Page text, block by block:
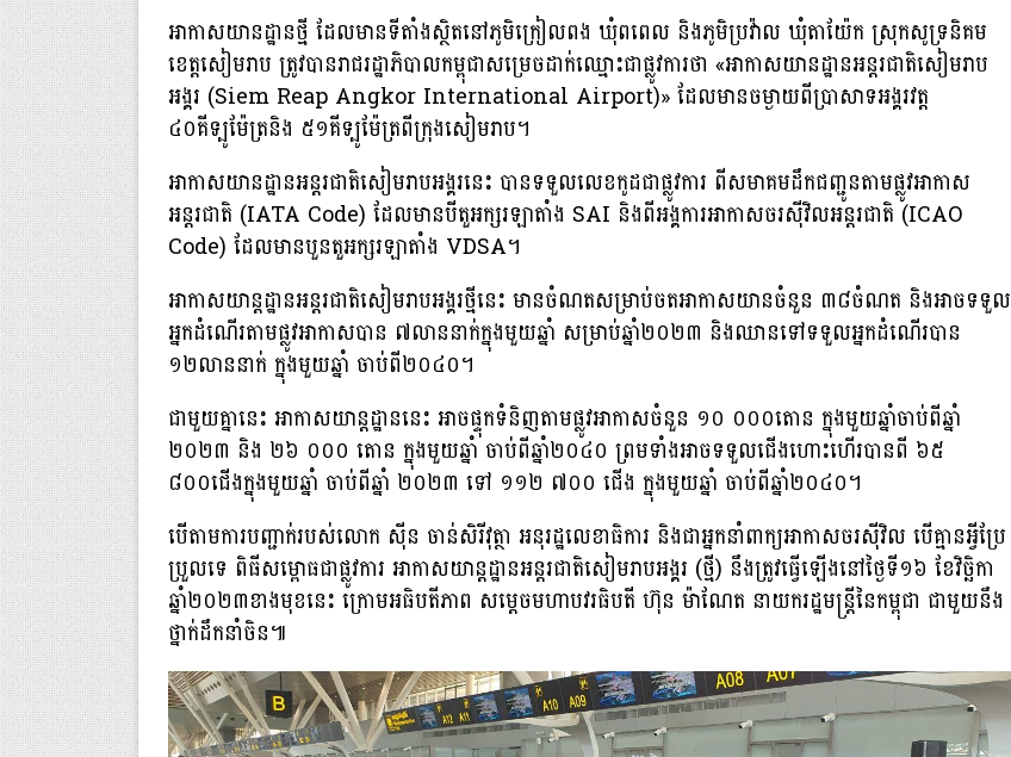
អាកាសយានដ្ឋានថ្មី​ ដែលមានទីតាំងស្ថិតនៅភូមិក្រៀលពង ឃុំពពេល និងភូមិប្រវ៉ាល ឃុំតាយ៉ែក ស្រុកសូទ្រនិគម
ខេត្តសៀមរាប ត្រូវបានរាជរដ្ឋាភិបាលកម្ពុជាសម្រេចដាក់ឈ្មោះជាផ្លូវការថា «អាកាសយានដ្ឋានអន្តរជាតិសៀមរាប
អង្គរ (Siem Reap Angkor International Airport)» ដែលមានចម្ងាយពីប្រាសាទអង្គរវត្ត
៤០គីទ្បូម៉ែត្រនិង ៥១គីទ្បូម៉ែត្រពីក្រុងសៀមរាប។
អាកាសយានដ្ឋានអន្តរជាតិសៀមរាបអង្គរនេះ បានទទួលលេខកូដជាផ្លូវការ ពីសមាគមដឹកជញ្ជូនតាមផ្លូវអាកាស
អន្តរជាតិ (IATA Code) ដែលមានបីតួអក្សរឡាតាំង SAI និងពីអង្គការអាកាសចរស៊ីវិលអន្តរជាតិ (ICAO
Code) ដែលមានបួនតួអក្សរឡាតាំង VDSA។
អាកាសយាន្តដ្ឋានអន្តរជាតិសៀមរាបអង្គរថ្មីនេះ មានចំណតសម្រាប់ចតអាកាសយានចំនួន ៣៨ចំណត និងអាចទទួល
អ្នកដំណើរតាមផ្លូវអាកាសបាន ៧លាននាក់ក្នុងមួយឆ្នាំ សម្រាប់ឆ្នាំ២០២៣ និងឈានទៅទទួលអ្នកដំណើរបាន
១២លាននាក់ ក្នុងមួយឆ្នាំ ចាប់ពី២០៤០។
ជាមួយគ្នានេះ អាកាសយាន្តដ្ឋាននេះ អាចផ្ទុកទំនិញតាមផ្លូវអាកាសចំនួន ១០ ០០០តោន ក្នុងមួយឆ្នាំចាប់ពីឆ្នាំ
២០២៣ និង ២៦ ០០០ តោន ក្នុងមួយឆ្នាំ ចាប់ពីឆ្នាំ២០៤០ ព្រមទាំងអាចទទួលជើងហោះហើរបានពី ៦៥
៨០០ជើងក្នុងមួយឆ្នាំ ចាប់ពីឆ្នាំ ២០២៣ ទៅ ១១២ ៧០០ ជើង ក្នុងមួយឆ្នាំ ចាប់ពីឆ្នាំ២០៤០។
បើតាមការបញ្ជាក់របស់លោក ស៊ីន ចាន់សិរីវុត្ថា អនុរដ្ឋលេខាធិការ និងជាអ្នកនាំពាក្យអាកាសចរស៊ីវិល បើគ្មានអ្វីប្រែ
ប្រួលទេ ពិធីសម្ពោធជាផ្លូវការ អាកាសយាន្តដ្ឋានអន្តរជាតិសៀមរាបអង្គរ (ថ្មី) នឹងត្រូវធ្វើឡើងនៅថ្ងៃទី១៦ ខែវិច្ឆិកា
ឆ្នាំ២០២៣ខាងមុខនេះ ក្រោមអធិបតីភាព សម្តេចមហាបវរធិបតី ហ៊ុន ម៉ាណែត នាយករដ្ឋមន្ត្រីនៃកម្ពុជា ជាមួយនឹង
ថ្នាក់ដឹកនាំចិន៕